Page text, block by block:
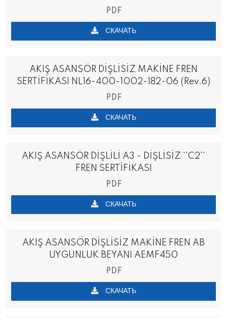
PDF
СКАЧАТЬ
AKIŞ ASANSÖR DİŞLİSİZ MAKİNE FREN
SERTİFİKASI NL16-400-1002-182-06 (Rev.6)
PDF
СКАЧАТЬ
AKIŞ ASANSÖR DİŞLİLİ A3 - DİŞLİSİZ ''C2''
FREN SERTİFİKASI
PDF
СКАЧАТЬ
AKIŞ ASANSÖR DİŞLİSİZ MAKİNE FREN AB
UYGUNLUK BEYANI AEMF450
PDF
СКАЧАТЬ